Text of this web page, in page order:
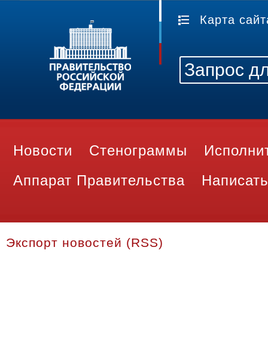
Карта
Новости Стенограммы
Аппарат Правительства
Экспорт новостей (RSS)